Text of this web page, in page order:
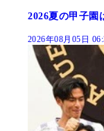
2026夏の甲子園
2026年08月05日